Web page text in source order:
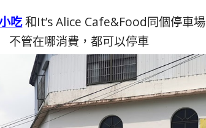
吃和It’s Alice Cafe&Food同個停車場
不管在哪消費，都可以停車